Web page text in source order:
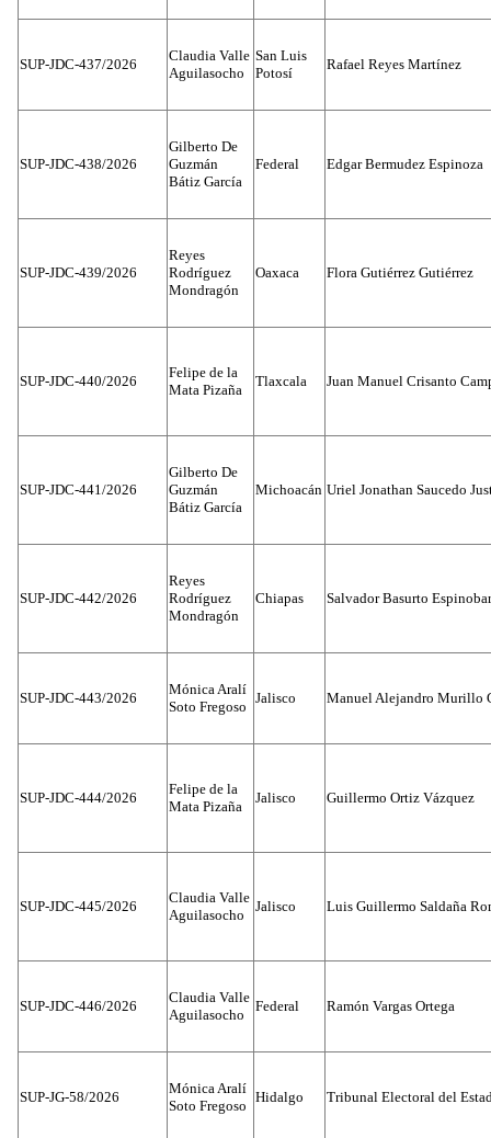
SUP-JDC-437/2026
Claudia Valle
Aguilasocho
San Luis
Potosí
Rafael Reyes Martínez
SUP-JDC-438/2026
Gilberto De
Guzmán
Bátiz García
Federal Edgar Bermudez Espinoza
SUP-JDC-439/2026
Reyes
Rodríguez
Mondragón
Oaxaca Flora Gutiérrez Gutiérrez
SUP-JDC-440/2026
Felipe de la
Mata Pizaña
Tlaxcala Juan Manuel Crisanto
SUP-JDC-441/2026
Gilberto De
Guzmán
Bátiz García
Michoacán Uriel Jonathan Saucedo
SUP-JDC-442/2026
Reyes
Rodríguez
Mondragón
Chiapas Salvador Basurto
SUP-JDC-443/2026
Mónica Aralí
Soto Fregoso
Jalisco Manuel Alejandro Murillo
SUP-JDC-444/2026
Felipe de la
Mata Pizaña
Jalisco Guillermo Ortiz Vázquez
SUP-JDC-445/2026
Claudia Valle
Aguilasocho
Jalisco Luis Guillermo Saldaña
SUP-JDC-446/2026
Claudia Valle
Aguilasocho
Federal Ramón Vargas Ortega
SUP-JG-58/2026
Mónica Aralí
Soto Fregoso
Hidalgo Tribunal Electoral del